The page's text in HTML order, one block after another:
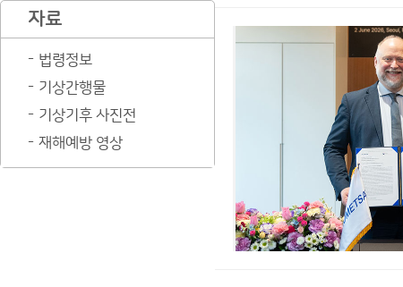
자료
법령정보
기상간행물
기상기후 사진전
재해예방 영상